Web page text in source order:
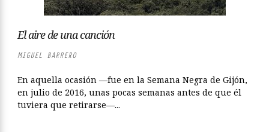
El aire de una canción
MIGUEL BARRERO
En aquella ocasión —fue en la Semana Negra de Gijón,
en julio de 2016, unas pocas semanas antes de que él
tuviera que retirarse—...